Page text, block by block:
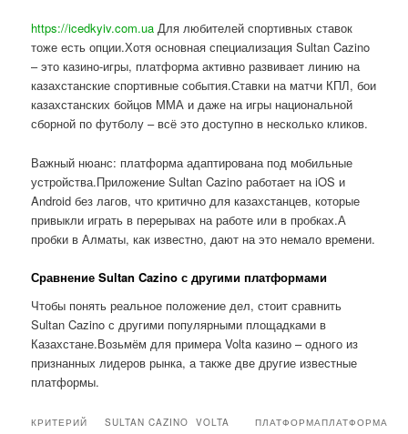
https://icedkyiv.com.ua Для любителей спортивных ставок
тоже есть опции.Хотя основная специализация Sultan Cazino
– это казино-игры, платформа активно развивает линию на
казахстанские спортивные события.Ставки на матчи КПЛ, бои
казахстанских бойцов ММА и даже на игры национальной
сборной по футболу – всё это доступно в несколько кликов.
Важный нюанс: платформа адаптирована под мобильные
устройства.Приложение Sultan Cazino работает на iOS и
Android без лагов, что критично для казахстанцев, которые
привыкли играть в перерывах на работе или в пробках.А
пробки в Алматы, как известно, дают на это немало времени.
Сравнение Sultan Cazino с другими платформами
Чтобы понять реальное положение дел, стоит сравнить
Sultan Cazino с другими популярными площадками в
Казахстане.Возьмём для примера Volta казино – одного из
признанных лидеров рынка, а также две другие известные
платформы.
КРИТЕРИЙ SULTAN CAZINO
VOLTA
ПЛАТФОРМАПЛАТФОРМА